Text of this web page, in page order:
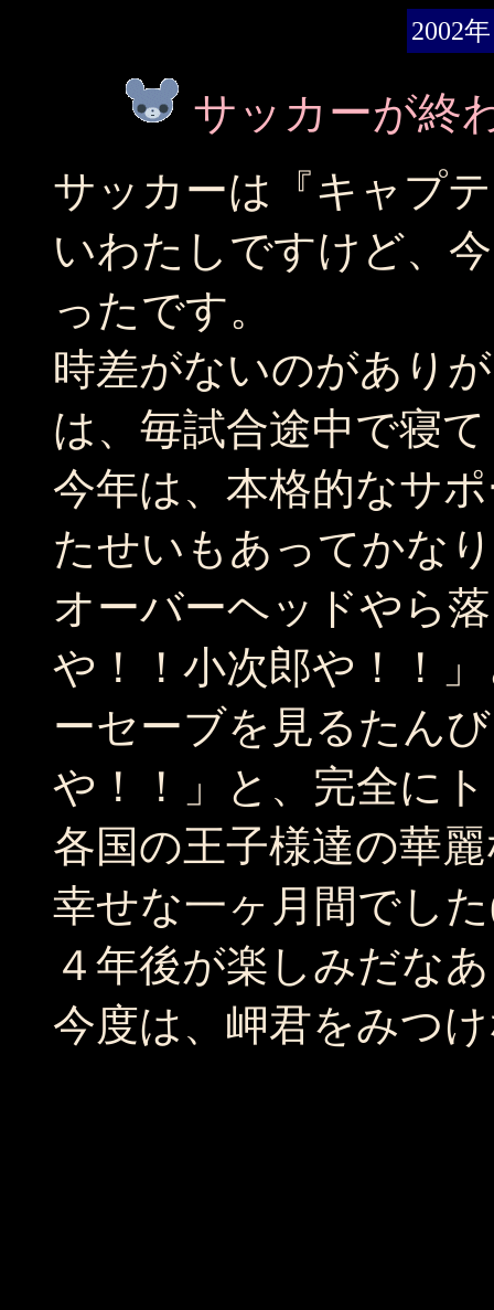
2002
サッカーが終
サッカーは『キャプ
いわたしですけど、
ったです。
時差がないのがあり
は、毎試合途中で寝
今年は、本格的なサ
たせいもあってかな
オーバーヘッドやら
や！！小次郎や！！
ーセーブを見るたん
や！！」と、完全に
各国の王子様達の華
幸せな一ヶ月間でし
４年後が楽しみだな
今度は、岬君をみつ